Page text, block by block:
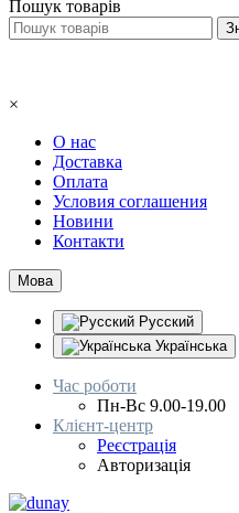
Пошук товарів
×
О нас
Доставка
Оплата
Условия соглашения
Новини
Контакти
Мова
Русский
Українська
Час роботи
Пн-Вс 9.00-19.00
Клієнт-центр
Реєстрація
Авторизація